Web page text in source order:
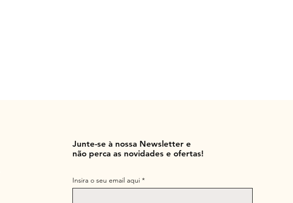
Junte-se à nossa Newsletter e
não perca as novidades e ofertas!
Insira o seu email aqui